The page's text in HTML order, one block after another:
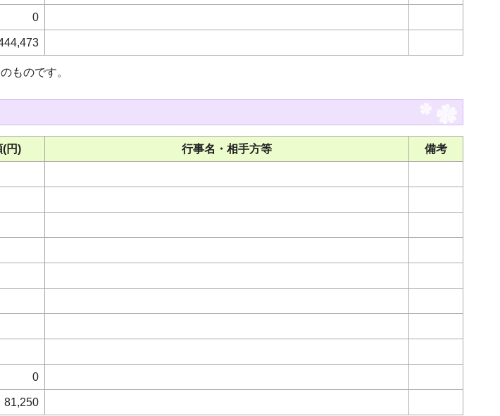
0
ものです。
(円) 行事名・相手方等 備考
0
81,250